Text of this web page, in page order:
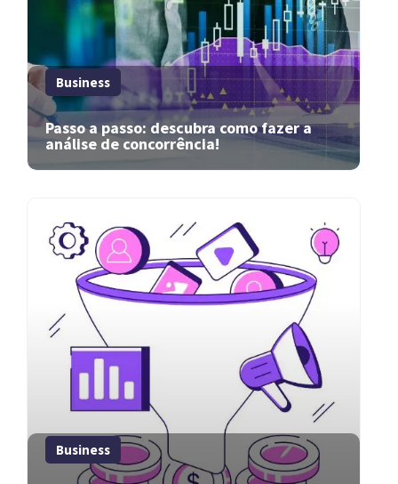
Business
Passo a passo: descubra como fazer a
análise de concorrência!
Business